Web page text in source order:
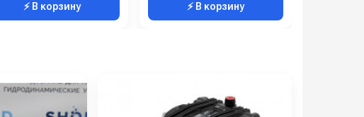
⚡ В корзину ⚡ В корзину